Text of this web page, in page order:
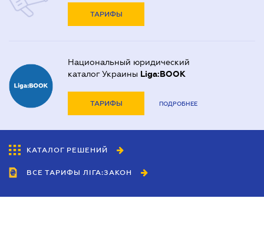
ТАРИФЫ
Национальный юридический
каталог Украины Liga:BOOK
ТАРИФЫ ПОДРОБНЕЕ
КАТАЛОГ РЕШЕНИЙ
ВСЕ ТАРИФЫ ЛІГА:ЗАКОН